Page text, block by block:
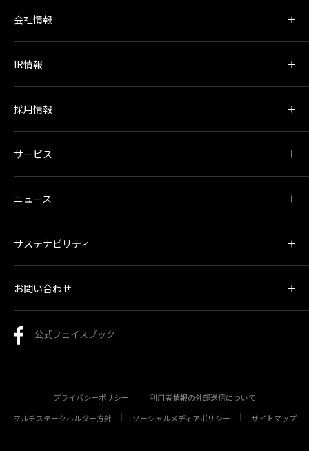
会社情報
IR情報
採用情報
サービス
ニュース
サステナビリティ
お問い合わせ
公式フェイスブック
プライバシーポリシー
利用者情報の外部送信について
マルチステークホルダー方針
ソーシャルメディアポリシー サイトマップ